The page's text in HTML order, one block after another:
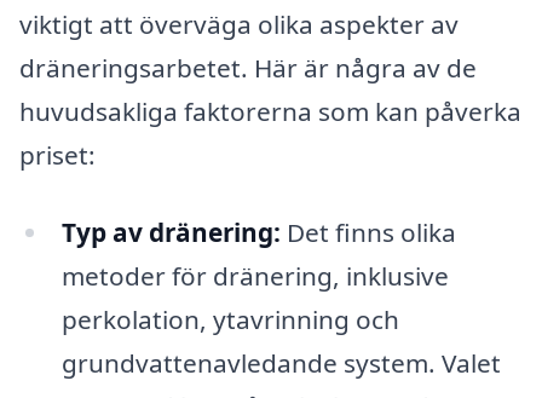
viktigt att överväga olika aspekter av
dräneringsarbetet. Här är några av de
huvudsakliga faktorerna som kan påverka
priset:
Typ av dränering: Det finns olika
metoder för dränering, inklusive
perkolation, ytavrinning och
grundvattenavledande system. Valet